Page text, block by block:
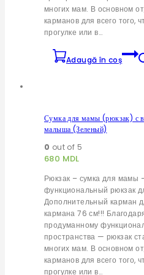
многих мам. В основном
карманов для всего того,
прогулке или в…
Adaugă în coș
Сумка для мамы (рюкзак) с
малыша (Зеленый)
0 out of 5
680 MDL
Рюкзак – сумка для мамы
функциональный рюкзак
Дополнительный карман
кармана 76 см!!!
продуманному
пространства — рюкзак
многих мам. В основном
карманов для всего того,
прогулке или в…